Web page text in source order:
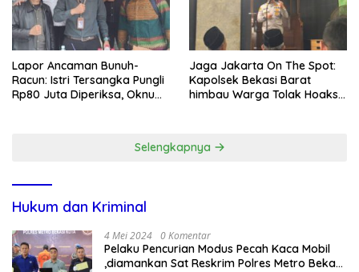
Lapor Ancaman Bunuh-
Racun: Istri Tersangka Pungli
Rp80 Juta Diperiksa, Oknum
Jaga Jakarta On The Spot:
Kapolsek Bekasi Barat
himbau Warga Tolak Hoaks
Selengkapnya
Hukum dan Kriminal
4 Mei 2024 0 Komentar
Pelaku Pencurian Modus Pecah Kaca Mobil
,diamankan Sat Reskrim Polres Metro Bekasi